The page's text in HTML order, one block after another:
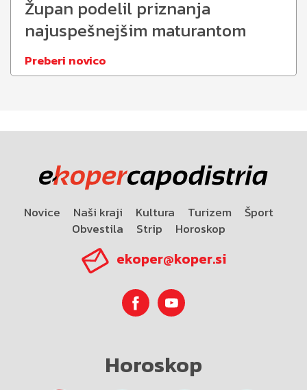
Župan podelil priznanja
najuspešnejšim maturantom
Preberi novico
Novice Naši kraji Kultura Turizem
Šport
Obvestila
Strip Horoskop
ekoper@koper.si
Horoskop